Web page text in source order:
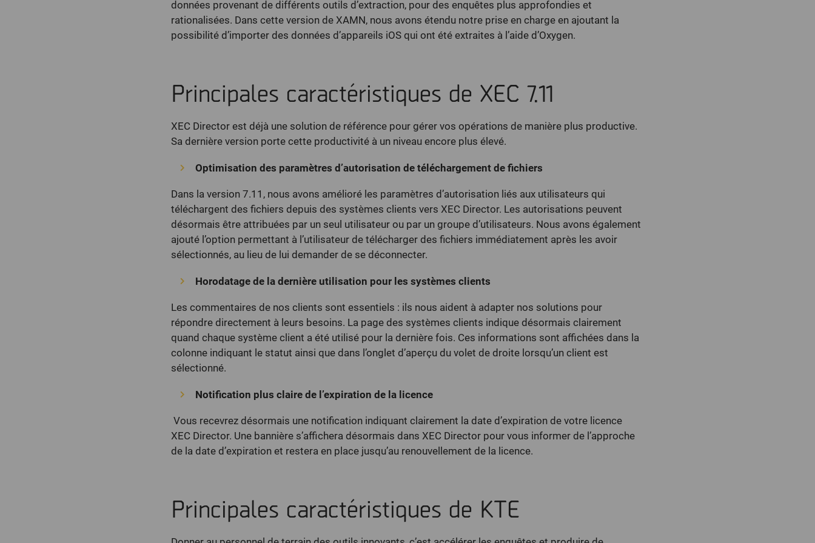
données provenant de différents outils d’extraction, pour des enquêtes plus approfondies et
rationalisées. Dans cette version de XAMN, nous avons étendu notre prise en charge en ajoutant la
possibilité d’importer des données d’appareils iOS qui ont été extraites à l’aide d’Oxygen.
Principales caractéristiques de XEC 7.11
XEC Director est déjà une solution de référence pour gérer vos opérations de manière plus productive.
Sa dernière version porte cette productivité à un niveau encore plus élevé.
Optimisation des paramètres d’autorisation de téléchargement de fichiers
Dans la version 7.11, nous avons amélioré les paramètres d’autorisation liés aux utilisateurs qui
téléchargent des fichiers depuis des systèmes clients vers XEC Director. Les autorisations peuvent
désormais être attribuées par un seul utilisateur ou par un groupe d’utilisateurs. Nous avons également
ajouté l’option permettant à l’utilisateur de télécharger des fichiers immédiatement après les avoir
sélectionnés, au lieu de lui demander de se déconnecter.
Horodatage de la dernière utilisation pour les systèmes clients
Les commentaires de nos clients sont essentiels : ils nous aident à adapter nos solutions pour
répondre directement à leurs besoins. La page des systèmes clients indique désormais clairement
quand chaque système client a été utilisé pour la dernière fois. Ces informations sont affichées dans la
colonne indiquant le statut ainsi que dans l’onglet d’aperçu du volet de droite lorsqu’un client est
sélectionné.
Notification plus claire de l’expiration de la licence
Vous recevrez désormais une notification indiquant clairement la date d’expiration de votre licence
XEC Director. Une bannière s’affichera désormais dans XEC Director pour vous informer de l’approche
de la date d’expiration et restera en place jusqu’au renouvellement de la licence.
Principales caractéristiques de KTE